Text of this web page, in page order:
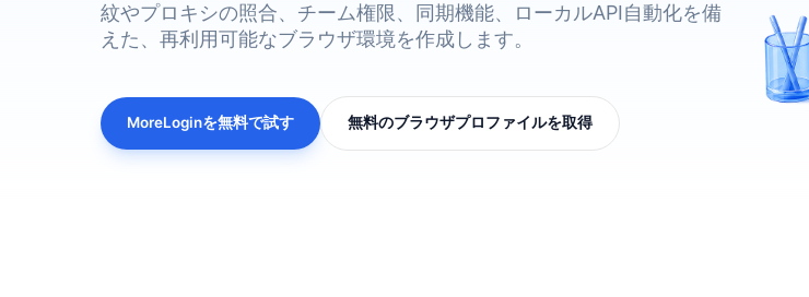
紋やプロキシの照合、チーム権限、同期機能、ローカルAPI自動化を備
えた、再利用可能なブラウザ環境を作成します。
MoreLoginを無料で試す 無料のブラウザプロファイルを取得